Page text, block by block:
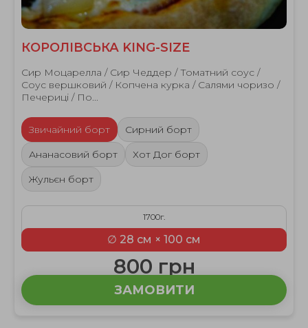
КОРОЛІВСЬКА KING-SIZE
Сир Моцарелла / Сир Чеддер / Томатний соус /
Соус вершковий / Копчена курка / Салями чоризо /
Печериці / По...
Звичайний борт
Сирний борт
Ананасовий борт
Хот Дог борт
Жульєн борт
1700г.
∅ 28 см × 100 см
800 грн
ЗАМОВИТИ